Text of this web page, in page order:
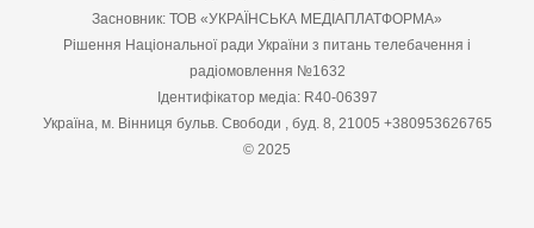
Засновник: ТОВ «УКРАЇНСЬКА МЕДІАПЛАТФОРМА»
Рішення Національної ради України з питань телебачення і
радіомовлення №1632
Ідентифікатор медіа: R40-06397
Україна, м. Вінниця бульв. Свободи , буд. 8, 21005 +380953626765
© 2025